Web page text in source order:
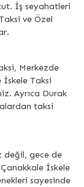
İş seyahatleri
ve Özel
Merkezde
İskele Taksi
Ayrıca Durak
taksi
değil, gece de
İskele
sayesinde